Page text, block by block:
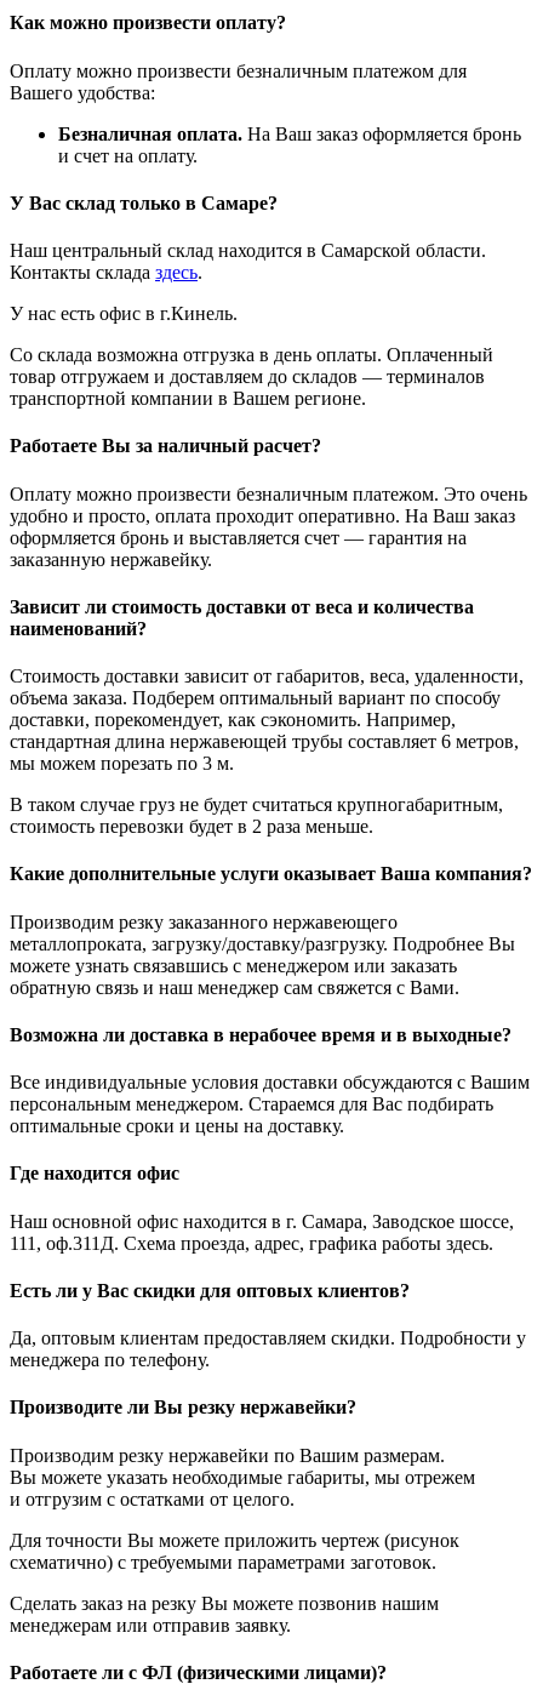
Как можно произвести оплату?
Оплату можно произвести безналичным платежом для
Вашего удобства:
Безналичная оплата. На Ваш заказ оформляется бронь
и счет на оплату.
У Вас склад только в Самаре?
Наш центральный склад находится в Самарской области.
Контакты склада здесь.
У нас есть офис в г.Кинель.
Со склада возможна отгрузка в день оплаты. Оплаченный
товар отгружаем и доставляем до складов — терминалов
транспортной компании в Вашем регионе.
Работаете Вы за наличный расчет?
Оплату можно произвести безналичным платежом. Это очень
удобно и просто, оплата проходит оперативно. На Ваш заказ
оформляется бронь и выставляется счет — гарантия на
заказанную нержавейку.
Зависит ли стоимость доставки от веса и количества
наименований?
Стоимость доставки зависит от габаритов, веса, удаленности,
объема заказа. Подберем оптимальный вариант по способу
доставки, порекомендует, как сэкономить. Например,
стандартная длина нержавеющей трубы составляет 6 метров,
мы можем порезать по 3 м.
В таком случае груз не будет считаться крупногабаритным,
стоимость перевозки будет в 2 раза меньше.
Какие дополнительные услуги оказывает Ваша компания?
Производим резку заказанного нержавеющего
металлопроката, загрузку/доставку/разгрузку. Подробнее Вы
можете узнать связавшись с менеджером или заказать
обратную связь и наш менеджер сам свяжется с Вами.
Возможна ли доставка в нерабочее время и в выходные?
Все индивидуальные условия доставки обсуждаются с Вашим
персональным менеджером. Стараемся для Вас подбирать
оптимальные сроки и цены на доставку.
Где находится офис
Наш основной офис находится в г. Самара, Заводское шоссе,
111, оф.311Д. Схема проезда, адрес, графика работы здесь.
Есть ли у Вас скидки для оптовых клиентов?
Да, оптовым клиентам предоставляем скидки. Подробности у
менеджера по телефону.
Производите ли Вы резку нержавейки?
Производим резку нержавейки по Вашим размерам.
Вы можете указать необходимые габариты, мы отрежем
и отгрузим с остатками от целого.
Для точности Вы можете приложить чертеж (рисунок
схематично) с требуемыми параметрами заготовок.
Сделать заказ на резку Вы можете позвонив нашим
менеджерам или отправив заявку.
Работаете ли с ФЛ (физическими лицами)?